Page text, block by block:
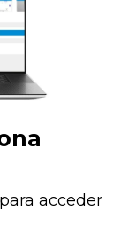
para acceder